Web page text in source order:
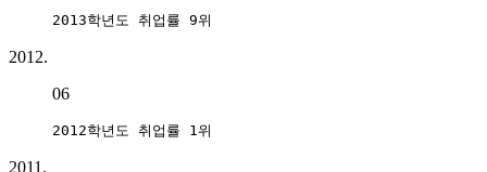
2013학년도 취업률 9위
2012.
06
2012학년도 취업률 1위
2011.